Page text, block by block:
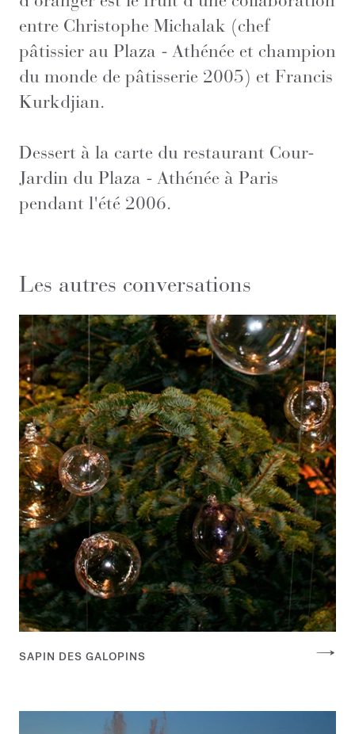
entre Christophe Michalak (chef
pâtissier au Plaza - Athénée et champion
du monde de pâtisserie 2005) et Francis
Kurkdjian.
Dessert à la carte du restaurant Cour-
Jardin du Plaza - Athénée à Paris
pendant l'été 2006.
Les autres conversations
SAPIN DES GALOPINS